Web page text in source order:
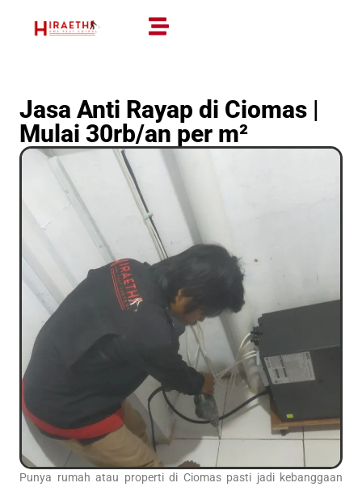
Jasa Anti Rayap di Ciomas |
Mulai 30rb/an per m²
Punya rumah atau properti di Ciomas pasti jadi kebanggaan